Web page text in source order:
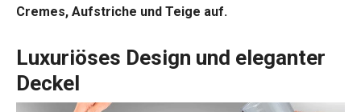
Cremes, Aufstriche und Teige auf.
Luxuriöses Design und eleganter
Deckel